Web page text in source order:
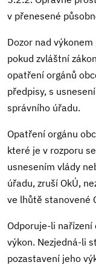
v přenesené
Dozor nad
pokud zvláštní
opatření orgánů
předpisy, s
správního úřadu.
Opatření orgánu
které je v rozporu
usnesením vlády
úřadu, zruší OkÚ,
ve lhůtě stanovené
Odporuje-li nařízení
výkon. Nezjedná-li
pozastavení jeho